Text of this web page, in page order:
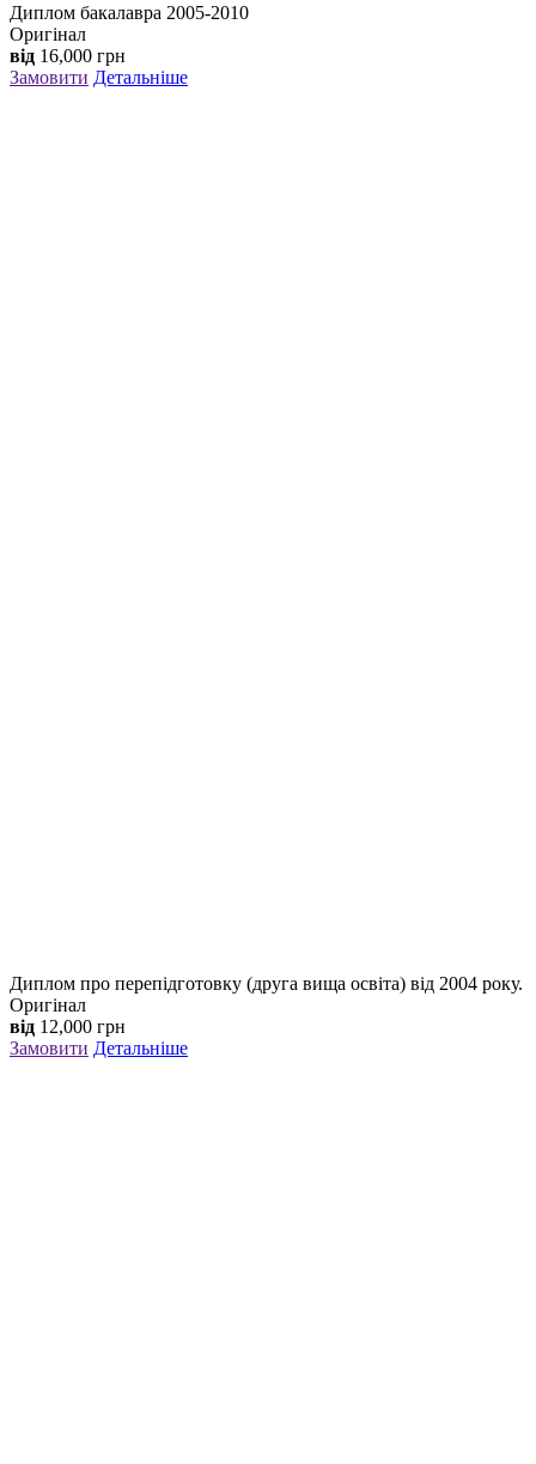
Диплом бакалавра 2005-2010
Оригінал
від 16,000 грн
Замовити Детальніше
Диплом про перепідготовку (друга вища освіта) від 2004 року.
Оригінал
від 12,000 грн
Замовити Детальніше